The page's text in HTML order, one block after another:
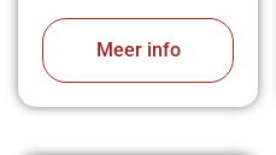
Meer info